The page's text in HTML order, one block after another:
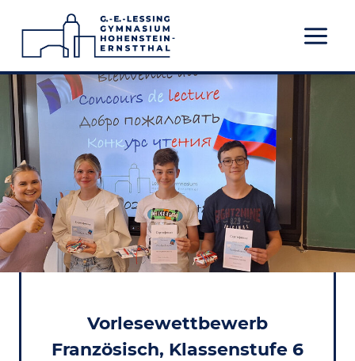
Inhalt
springen
Vorlesewettbewerb
Französisch, Klassenstufe 6